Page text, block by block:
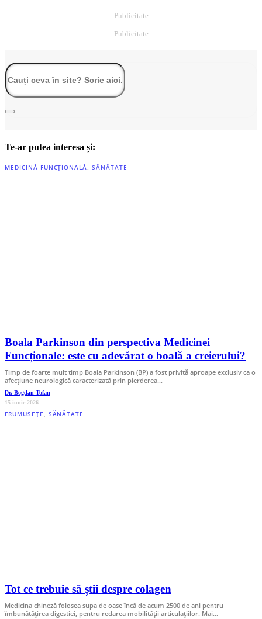
Publicitate
Publicitate
Te-ar putea interesa și:
MEDICINĂ FUNCȚIONALĂ,SĂNĂTATE
Boala Parkinson din perspectiva Medicinei
Funcționale: este cu adevărat o boală a creierului?
Timp de foarte mult timp Boala Parkinson (BP) a fost privită aproape exclusiv ca o
afecțiune neurologică caracterizată prin pierderea…
Dr. Bogdan Tofan
15 iunie 2026
FRUMUSEȚE, SĂNĂTATE
Tot ce trebuie să știi despre colagen
Medicina chineză folosea supa de oase încă de acum 2500 de ani pentru
îmbunătățirea digestiei, pentru redarea mobilității articulațiilor. Mai…